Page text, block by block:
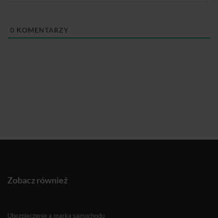
0 KOMENTARZY
Zobacz również
Ubezpieczenie a marka samochodu